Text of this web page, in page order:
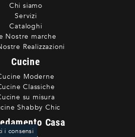
Chi siamo
Servizi
Cataloghi
Nostre marche
Realizzazioni
Cucine
Moderne
Classiche
su misura
Shabby Chic
Casa
i consensi